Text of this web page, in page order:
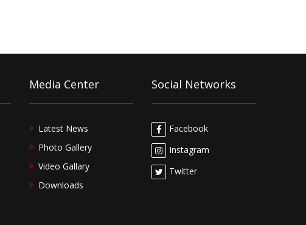
Media Center
Latest News
Photo Gallery
Video Gallary
Downloads
Social Networks
Facebook
Instagram
Twitter